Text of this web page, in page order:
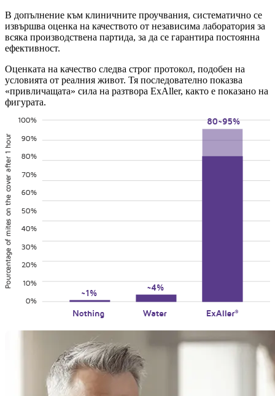
В допълнение към клиничните проучвания, систематично се
извършва оценка на качеството от независима лаборатория за
всяка производствена партида, за да се гарантира постоянна
ефективност.
Оценката на качество следва строг протокол, подобен на
условията от реалния живот. Тя последователно показва
«привличащата» сила на разтвора ExAller, както е показано на
фигурата.